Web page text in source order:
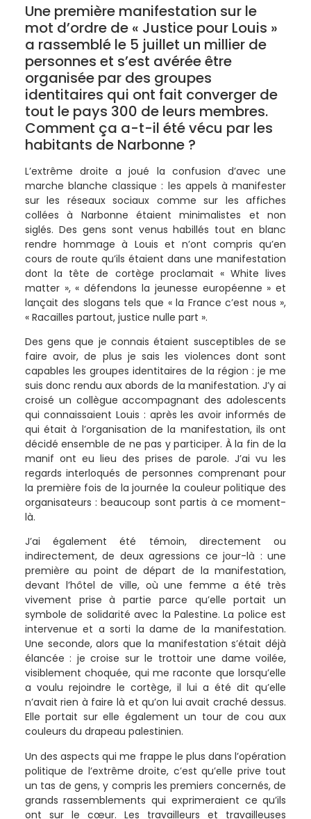
Une première manifestation sur le
mot d’ordre de « Justice pour Louis »
a rassemblé le 5 juillet un millier de
personnes et s’est avérée être
organisée par des groupes
identitaires qui ont fait converger de
tout le pays 300 de leurs membres.
Comment ça a-t-il été vécu par les
habitants de Narbonne ?
L’extrême droite a joué la confusion d’avec une
marche blanche classique : les appels à manifester
sur les réseaux sociaux comme sur les affiches
collées à Narbonne étaient minimalistes et non
siglés. Des gens sont venus habillés tout en blanc
rendre hommage à Louis et n’ont compris qu’en
cours de route qu’ils étaient dans une manifestation
dont la tête de cortège proclamait « White lives
matter », « défendons la jeunesse européenne » et
lançait des slogans tels que « la France c’est nous »,
« Racailles partout, justice nulle part ».
Des gens que je connais étaient susceptibles de se
faire avoir, de plus je sais les violences dont sont
capables les groupes identitaires de la région : je me
suis donc rendu aux abords de la manifestation. J’y ai
croisé un collègue accompagnant des adolescents
qui connaissaient Louis : après les avoir informés de
qui était à l’organisation de la manifestation, ils ont
décidé ensemble de ne pas y participer. À la fin de la
manif ont eu lieu des prises de parole. J’ai vu les
regards interloqués de personnes comprenant pour
la première fois de la journée la couleur politique des
organisateurs : beaucoup sont partis à ce moment-
là.
J’ai également été témoin, directement ou
indirectement, de deux agressions ce jour-là : une
première au point de départ de la manifestation,
devant l’hôtel de ville, où une femme a été très
vivement prise à partie parce qu’elle portait un
symbole de solidarité avec la Palestine. La police est
intervenue et a sorti la dame de la manifestation.
Une seconde, alors que la manifestation s’était déjà
élancée : je croise sur le trottoir une dame voilée,
visiblement choquée, qui me raconte que lorsqu’elle
a voulu rejoindre le cortège, il lui a été dit qu’elle
n’avait rien à faire là et qu’on lui avait craché dessus.
Elle portait sur elle également un tour de cou aux
couleurs du drapeau palestinien.
Un des aspects qui me frappe le plus dans l’opération
politique de l’extrême droite, c’est qu’elle prive tout
un tas de gens, y compris les premiers concernés, de
grands rassemblements qui exprimeraient ce qu’ils
ont sur le cœur. Les travailleurs et travailleuses